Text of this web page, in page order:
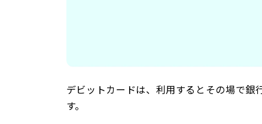
デビットカードは、利用するとその場で
す。